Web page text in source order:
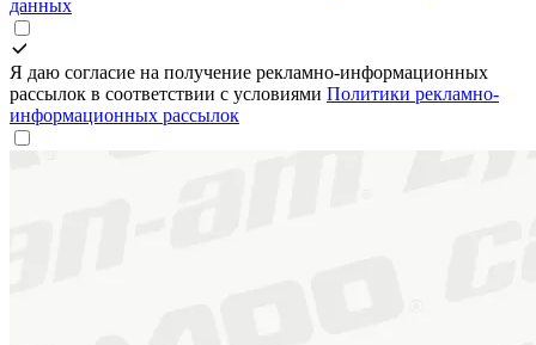
данных
Я даю согласие на получение рекламно-информационных
рассылок в соответствии с условиями Политики рекламно-
информационных рассылок